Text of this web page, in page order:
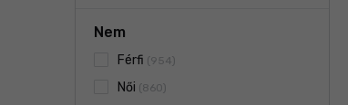
Nem
Férfi (954)
Női (860)